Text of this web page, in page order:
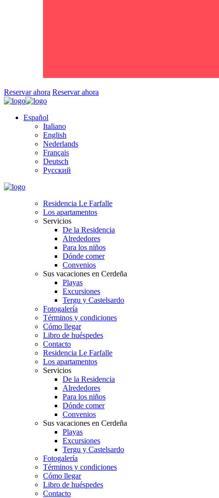
Reservar ahora Reservar ahora
Español
Italiano
English
Nederlands
Français
Deutsch
Русский
Residencia Le Farfalle
Los apartamentos
Servicios
De la Residencia
Alrededores
Para los niños
Dónde comer
Convenios
Sus vacaciones en Cerdeña
Playas
Excursiones
Tergu y Castelsardo
Fotogalería
Términos y condiciones
Cómo llegar
Libro de huéspedes
Contacto
Residencia Le Farfalle
Los apartamentos
Servicios
De la Residencia
Alrededores
Para los niños
Dónde comer
Convenios
Sus vacaciones en Cerdeña
Playas
Excursiones
Tergu y Castelsardo
Fotogalería
Términos y condiciones
Cómo llegar
Libro de huéspedes
Contacto